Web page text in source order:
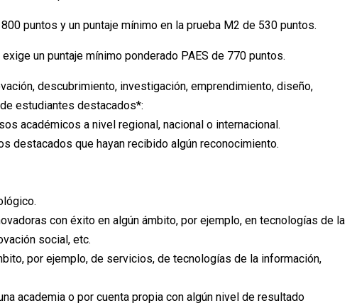
puntos y un puntaje mínimo en la prueba M2 de 530 puntos.
exige un puntaje mínimo ponderado PAES de 770 puntos.
descubrimiento, investigación, emprendimiento, diseño,
estudiantes destacados*:
académicos a nivel regional, nacional o internacional.
destacados que hayan recibido algún reconocimiento.
con éxito en algún ámbito, por ejemplo, en tecnologías de la
social, etc.
por ejemplo, de servicios, de tecnologías de la información,
academia o por cuenta propia con algún nivel de resultado